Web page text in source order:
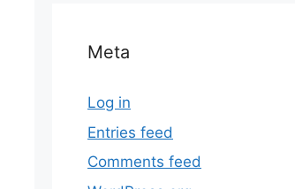
Meta
Log in
Entries feed
Comments feed